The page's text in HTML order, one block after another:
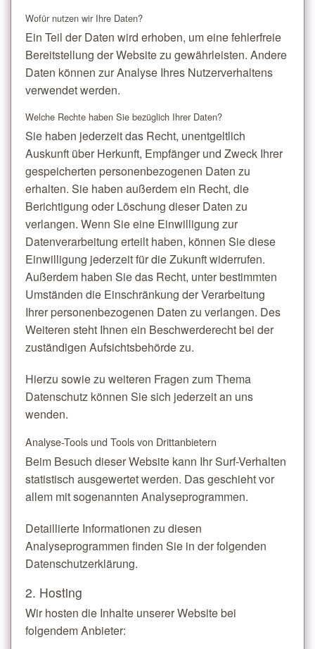
Wofür nutzen wir Ihre Daten?
Ein Teil der Daten wird erhoben, um eine fehlerfreie
Bereitstellung der Website zu gewährleisten. Andere
Daten können zur Analyse Ihres Nutzerverhaltens
verwendet werden.
Welche Rechte haben Sie bezüglich Ihrer Daten?
Sie haben jederzeit das Recht, unentgeltlich
Auskunft über Herkunft, Empfänger und Zweck Ihrer
gespeicherten personenbezogenen Daten zu
erhalten. Sie haben außerdem ein Recht, die
Berichtigung oder Löschung dieser Daten zu
verlangen. Wenn Sie eine Einwilligung zur
Datenverarbeitung erteilt haben, können Sie diese
Einwilligung jederzeit für die Zukunft widerrufen.
Außerdem haben Sie das Recht, unter bestimmten
Umständen die Einschränkung der Verarbeitung
Ihrer personenbezogenen Daten zu verlangen. Des
Weiteren steht Ihnen ein Beschwerderecht bei der
zuständigen Aufsichtsbehörde zu.
Hierzu sowie zu weiteren Fragen zum Thema
Datenschutz können Sie sich jederzeit an uns
wenden.
Analyse-Tools und Tools von Dritt­anbietern
Beim Besuch dieser Website kann Ihr Surf-Verhalten
statistisch ausgewertet werden. Das geschieht vor
allem mit sogenannten Analyseprogrammen.
Detaillierte Informationen zu diesen
Analyseprogrammen finden Sie in der folgenden
Datenschutzerklärung.
2. Hosting
Wir hosten die Inhalte unserer Website bei
folgendem Anbieter: